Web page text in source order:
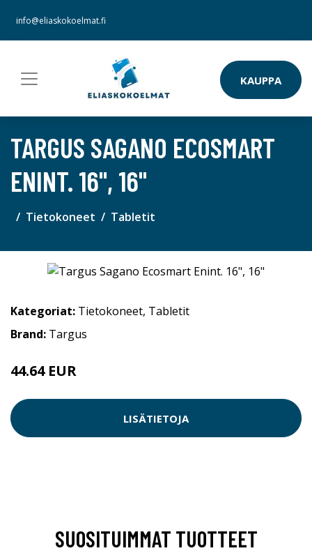
info@eliaskokoelmat.fi
KAUPPA
TARGUS SAGANO ECOSMART
ENINT. 16", 16"
Tietokoneet Tabletit
Kategoriat: Tietokoneet, Tabletit
Brand: Targus
44.64 EUR
LISÄTIETOJA
SUOSITUIMMAT TUOTTEET